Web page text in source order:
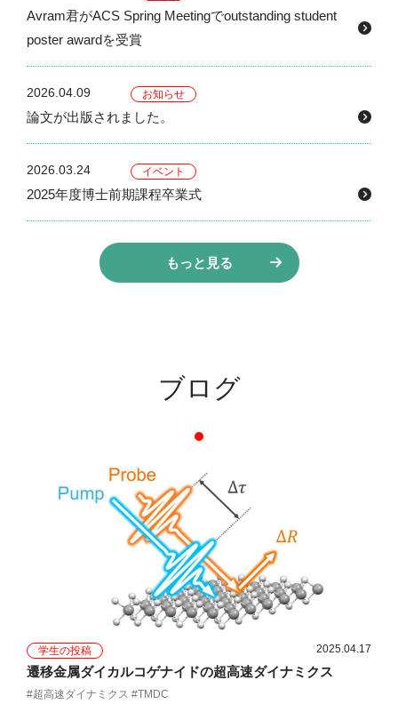
Avram君がACS Spring Meetingでoutstanding student
poster awardを受賞
2026.04.09 お知らせ
論文が出版されました。
2026.03.24 イベント
2025年度博士前期課程卒業式
もっと見る
ブログ
学生の投稿 2025.04.17
遷移金属ダイカルコゲナイドの超高速ダイナミクス
#超高速ダイナミクス #TMDC